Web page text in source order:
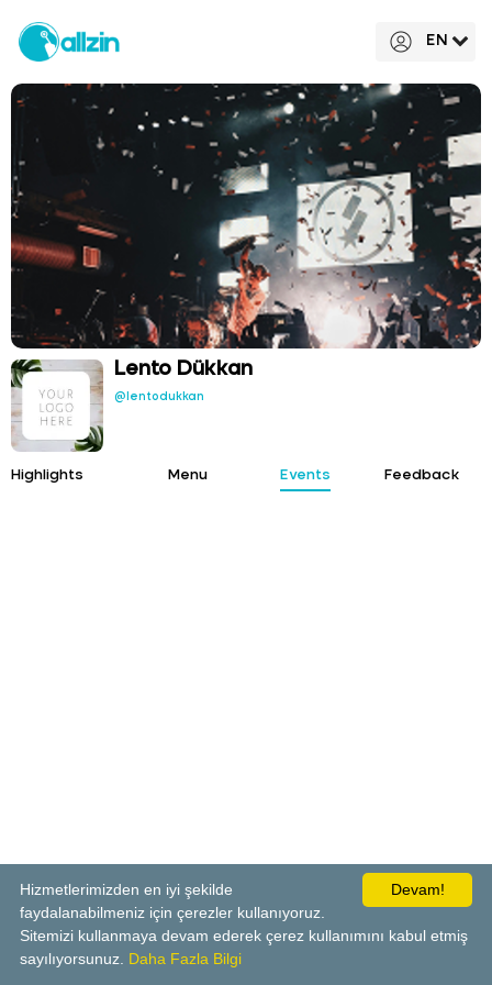
EN
Lento Dükkan
@lentodukkan
Highlights Menu Events Feedback
Devam!
Hizmetlerimizden en iyi şekilde
faydalanabilmeniz için çerezler kullanıyoruz.
Sitemizi kullanmaya devam ederek çerez kullanımını kabul etmiş
sayılıyorsunuz. Daha Fazla Bilgi